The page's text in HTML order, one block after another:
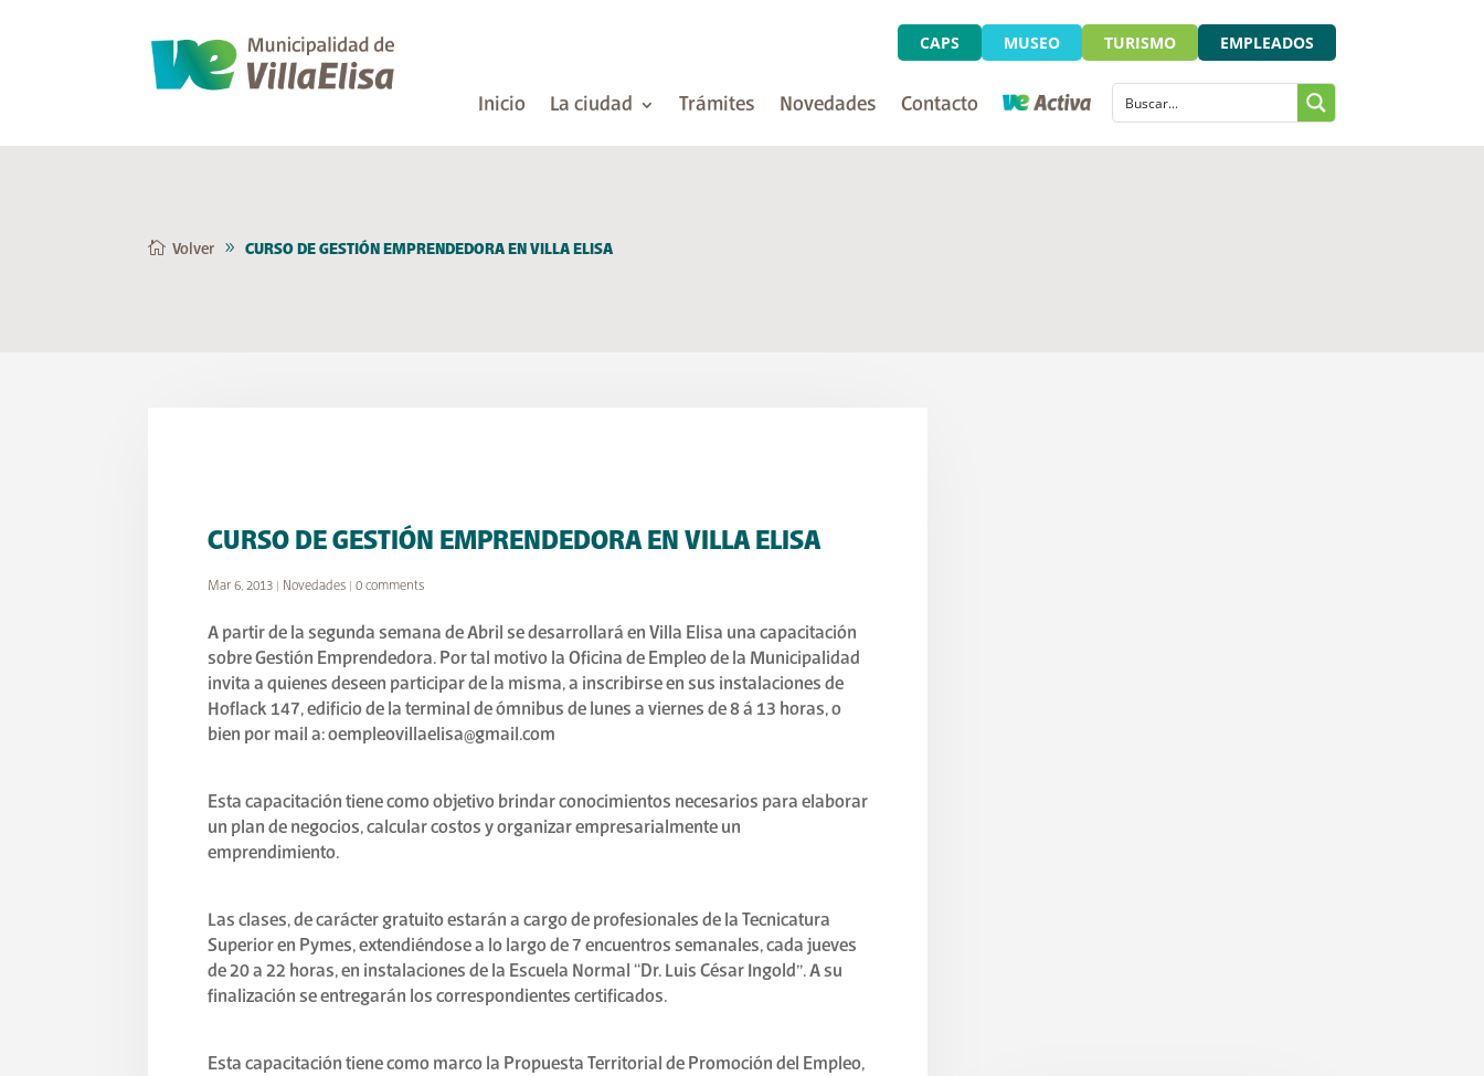
CAPS MUSEO TURISMO EMPLEADOS
Inicio La ciudad Trámites Novedades Contacto
Volver CURSO DE GESTIÓN EMPRENDEDORA EN VILLA ELISA
CURSO DE GESTIÓN EMPRENDEDORA EN VILLA ELISA
Mar 6, 2013 | Novedades |0 comments
A partir de la segunda semana de Abril se desarrollará en Villa Elisa una capacitación
sobre Gestión Emprendedora. Por tal motivo la Oficina de Empleo de la Municipalidad
invita a quienes deseen participar de la misma, a inscribirse en sus instalaciones de
Hoflack 147, edificio de la terminal de ómnibus de lunes a viernes de 8 á 13 horas, o
bien por mail a: oempleovillaelisa@gmail.com
Esta capacitación tiene como objetivo brindar conocimientos necesarios para elaborar
un plan de negocios, calcular costos y organizar empresarialmente un
emprendimiento.
Las clases, de carácter gratuito estarán a cargo de profesionales de la Tecnicatura
Superior en Pymes, extendiéndose a lo largo de 7 encuentros semanales, cada jueves
de 20 a 22 horas, en instalaciones de la Escuela Normal “Dr. Luis César Ingold”. A su
finalización se entregarán los correspondientes certificados.
Esta capacitación tiene como marco la Propuesta Territorial de Promoción del Empleo,